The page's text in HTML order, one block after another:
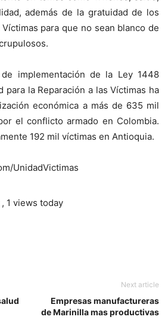
además de la gratuidad de los
para que no sean blanco de
implementación de la Ley 1448
para la Reparación a las Víctimas ha
económica a más de 635 mil
el conflicto armado en Colombia.
192 mil víctimas en Antioquia.
UnidadVictimas
, 1 views today
Next article
Empresas manufactureras
de Marinilla mas productivas